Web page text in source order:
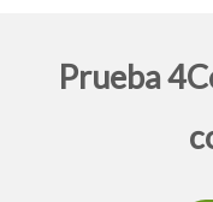
Prueba